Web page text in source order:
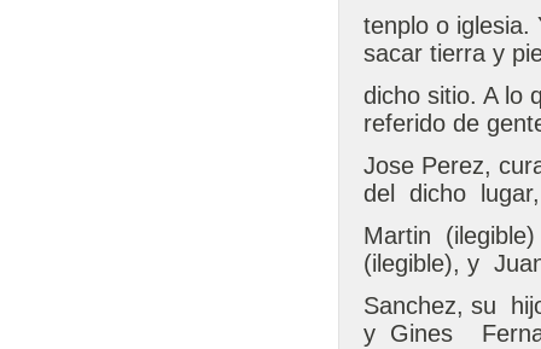
tenplo o iglesia.
sacar tierra y
dicho sitio. A lo
referido de
Jose Perez,
del dicho
Martin
(ilegible), y
Sanchez, su
y Gines